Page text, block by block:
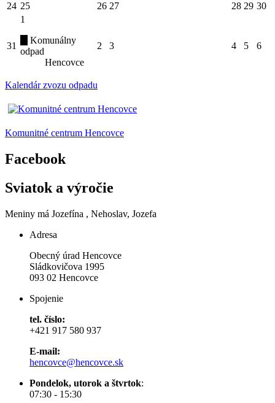
24 25 26 27 28 29 30
31
1
Komunálny
odpad
Hencovce
2 3 4 5 6
Kalendár zvozu odpadu
Komunitné centrum Hencovce
Facebook
Sviatok a výročie
Meniny má Jozefína , Nehoslav, Jozefa
Adresa
Obecný úrad Hencovce
Sládkovičova 1995
093 02 Hencovce
Spojenie
tel. číslo:
+421 917 580 937
E-mail:
hencovce@hencovce.sk
Pondelok, utorok a štvrtok:
07:30 - 15:30